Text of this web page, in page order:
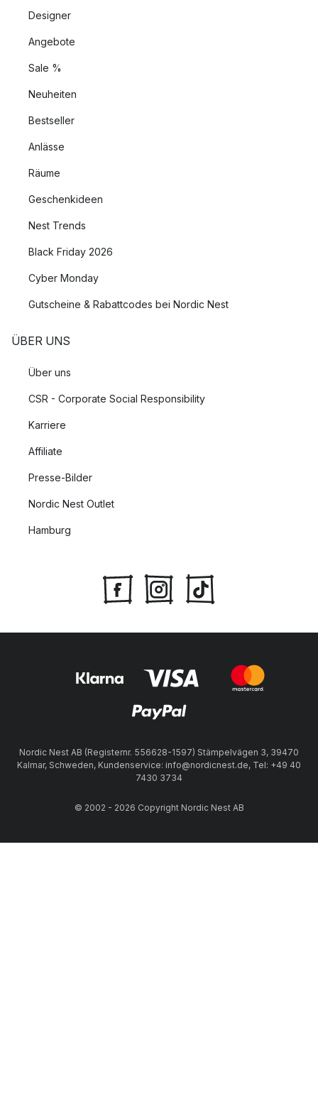
Designer
Angebote
Sale %
Neuheiten
Bestseller
Anlässe
Räume
Geschenkideen
Nest Trends
Black Friday 2026
Cyber Monday
Gutscheine & Rabattcodes bei Nordic Nest
ÜBER UNS
Über uns
CSR - Corporate Social Responsibility
Karriere
Affiliate
Presse-Bilder
Nordic Nest Outlet
Hamburg
Nordic Nest AB (Registernr. 556628-1597) Stämpelvägen 3, 39470
Kalmar, Schweden, Kundenservice: info@nordicnest.de, Tel: +49 40
7430 3734
© 2002 - 2026 Copyright Nordic Nest AB